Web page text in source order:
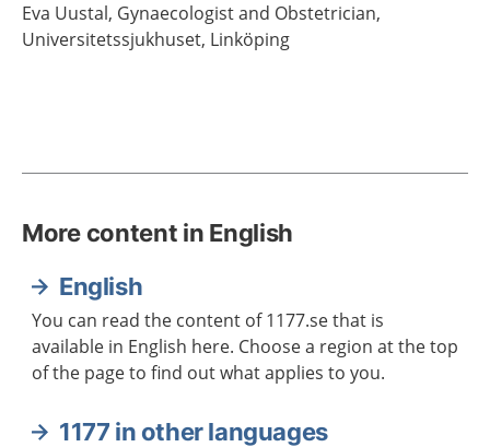
Eva Uustal, Gynaecologist and Obstetrician,
Universitetssjukhuset, Linköping
More content in English
English
You can read the content of 1177.se that is
available in English here. Choose a region at the top
of the page to find out what applies to you.
1177 in other languages